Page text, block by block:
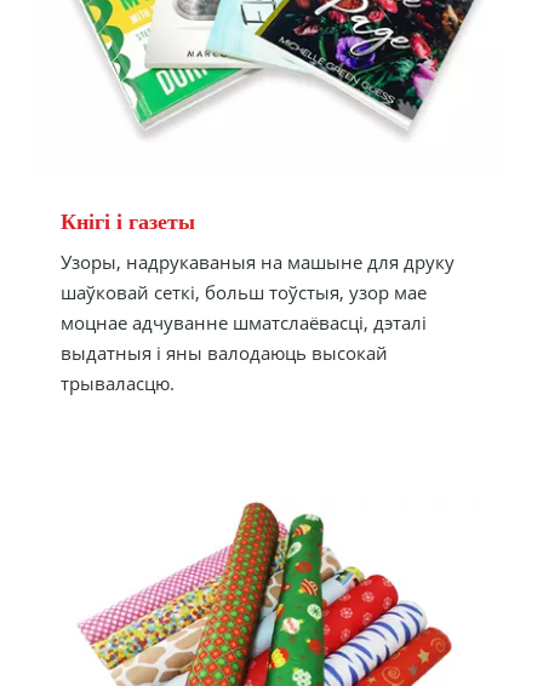
Кнігі і газеты
Узоры, надрукаваныя на машыне для друку
шаўковай сеткі, больш тоўстыя, узор мае
моцнае адчуванне шматслаёвасці, дэталі
выдатныя і яны валодаюць высокай
трываласцю.